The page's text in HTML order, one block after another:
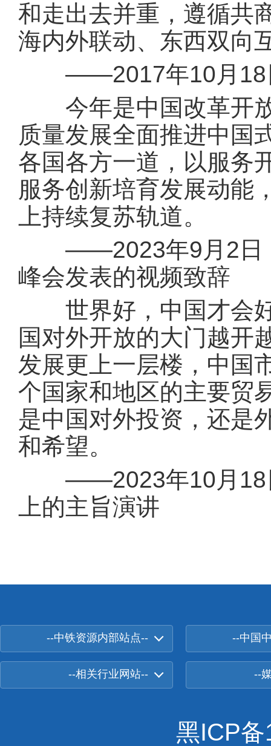
和走出去并重，遵循共
海内外联动、东西双向
——2017年10月18日
今年是中国改革开放
质量发展全面推进中国
各国各方一道，以服务
服务创新培育发展动能
上持续复苏轨道。
——2023年9月2日，
峰会发表的视频致辞
世界好，中国才会好
国对外开放的大门越开
发展更上一层楼，中国
个国家和地区的主要贸
是中国对外投资，还是
和希望。
——2023年10月18日
上的主旨演讲
--中铁资源内部站点-- --中国
--相关行业网站-- --
黑ICP